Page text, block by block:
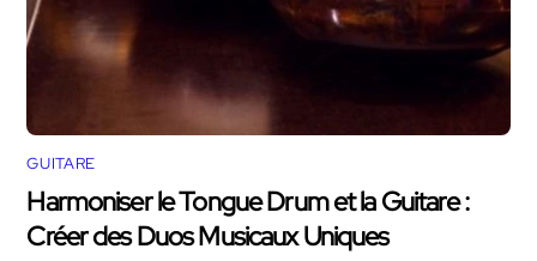
GUITARE
Harmoniser le Tongue Drum et la Guitare :
Créer des Duos Musicaux Uniques